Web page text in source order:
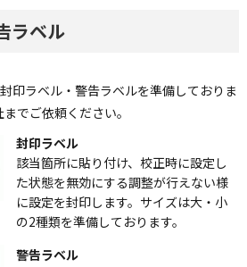
ラベル
印ラベル・警告ラベルを準備しておりま
でご依頼ください。
封印ラベル
該当箇所に貼り付け、校正時に設定し
た状態を無効にする調整が行えない様
に設定を封印します。サイズは大・小
の2種類を準備しております。
警告ラベル